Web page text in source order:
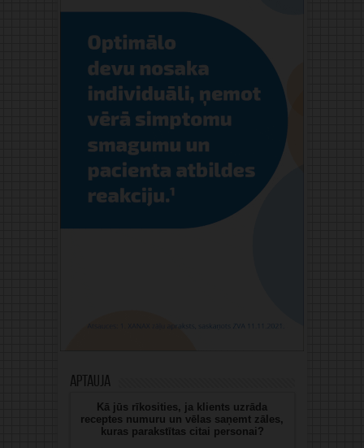
Aptauja
Kā jūs rīkosities, ja klients uzrāda
receptes numuru un vēlas saņemt zāles,
kuras parakstītas citai personai?